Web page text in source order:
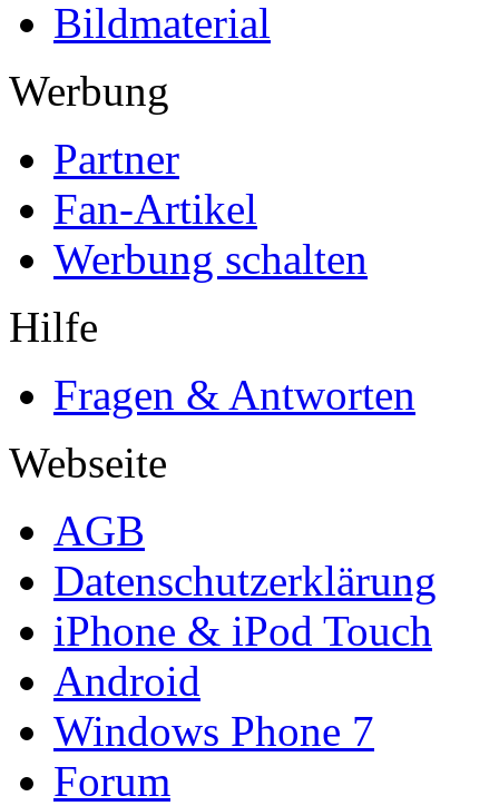
Bildmaterial
Werbung
Partner
Fan-Artikel
Werbung schalten
Hilfe
Fragen & Antworten
Webseite
AGB
Datenschutzerklärung
iPhone & iPod Touch
Android
Windows Phone 7
Forum